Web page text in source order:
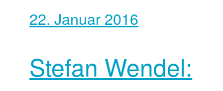
22. Januar 2016
Stefan Wendel: